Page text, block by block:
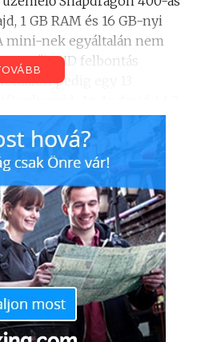
1 GB RAM és 16 GB-nyi
mini-nek egyáltalán nem
HD felbontás
pedig egy 13
egyelőre nincs